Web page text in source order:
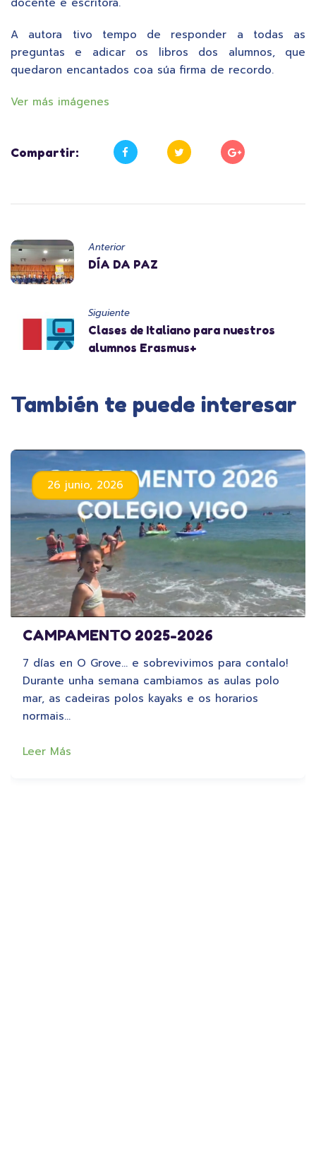
A autora tivo tempo de responder a todas as
preguntas e adicar os libros dos alumnos, que
quedaron encantados coa súa firma de recordo.
Ver más imágenes
Compartir:
Anterior
DÍA DA PAZ
Siguiente
Clases de Italiano para nuestros
alumnos Erasmus+
También te puede interesar
26 junio, 2026
CAMPAMENTO 2025-2026
7 días en O Grove… e sobrevivimos para contalo!
Durante unha semana cambiamos as aulas polo
mar, as cadeiras polos kayaks e os horarios
normais…
Leer Más